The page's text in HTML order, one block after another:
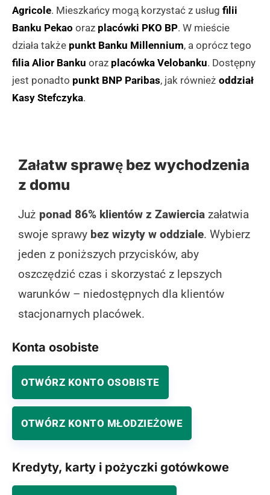
Agricole. Mieszkańcy mogą korzystać z usług filii
Banku Pekao oraz placówki PKO BP. W mieście
działa także punkt Banku Millennium, a oprócz tego
filia Alior Banku oraz placówka Velobanku. Dostępny
jest ponadto punkt BNP Paribas, jak również oddział
Kasy Stefczyka.
Załatw sprawę bez wychodzenia
z domu
Już ponad 86% klientów z Zawiercia załatwia
swoje sprawy bez wizyty w oddziale. Wybierz
jeden z poniższych przycisków, aby
oszczędzić czas i skorzystać z lepszych
warunków – niedostępnych dla klientów
stacjonarnych placówek.
Konta osobiste
OTWÓRZ KONTO OSOBISTE
OTWÓRZ KONTO MŁODZIEŻOWE
Kredyty, karty i pożyczki gotówkowe